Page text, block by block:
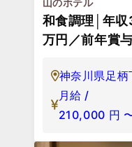
和食調理│年
万円／前年賞
神奈川県足
月給 /
210,000 円